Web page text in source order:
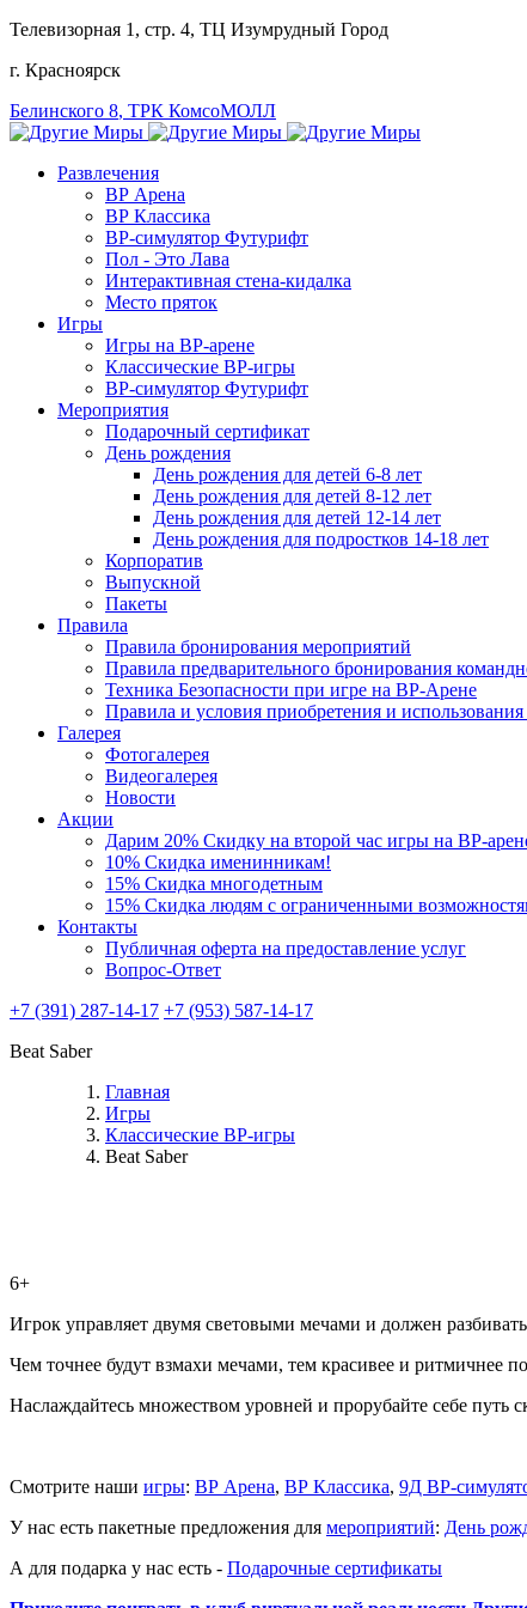
Телевизорная 1, стр. 4, ТЦ Изумрудный Город
г. Красноярск
Белинского 8, ТРК КомсоМОЛЛ
Развлечения
ВР Арена
ВР Классика
ВР-симулятор Футурифт
Пол - Это Лава
Интерактивная стена-кидалка
Место пряток
Игры
Игры на ВР-арене
Классические ВР-игры
ВР-симулятор Футурифт
Мероприятия
Подарочный сертификат
День рождения
День рождения для детей 6-8 лет
День рождения для детей 8-12 лет
День рождения для детей 12-14 лет
День рождения для подростков 14-18 лет
Корпоратив
Выпускной
Пакеты
Правила
Правила бронирования мероприятий
Правила предварительного бронирования
Техника Безопасности при игре на ВР-Арене
Правила и условия приобретения и
Галерея
Фотогалерея
Видеогалерея
Новости
Акции
Дарим 20% Скидку на второй час игры на ВР-
10% Скидка именинникам!
15% Скидка многодетным
15% Скидка людям с ограниченными
Контакты
Публичная оферта на предоставление услуг
Вопрос-Ответ
+7 (391) 287-14-17 +7 (953) 587-14-17
Beat Saber
Главная
Игры
Классические ВР-игры
Beat Saber
6+
Игрок управляет двумя световыми мечами и должен
Чем точнее будут взмахи мечами, тем красивее и ритмичнее
Наслаждайтесь множеством уровней и прорубайте себе
Смотрите наши игры: ВР Арена, ВР Классика, 9Д ВР-
У нас есть пакетные предложения для мероприятий: День
А для подарка у нас есть - Подарочные сертификаты